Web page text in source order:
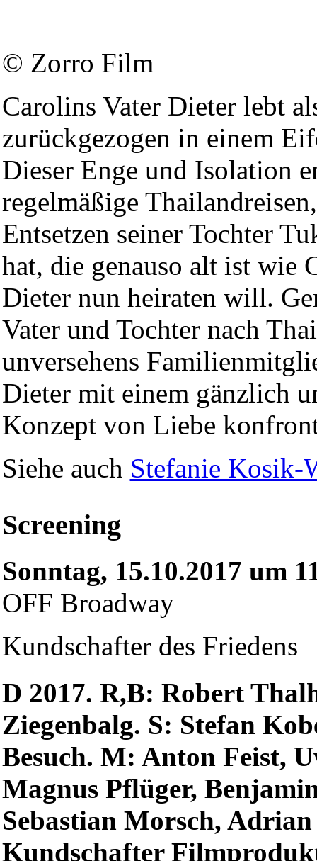
© Zorro Film
Carolins Vater Dieter lebt
zurückgezogen in einem
Dieser Enge und Isolation
regelmäßige
Entsetzen seiner Tochter
hat, die genauso alt ist wie
Dieter nun heiraten will.
Vater und Tochter nach
unversehens
Dieter mit einem gänzlich
Konzept von Liebe
Siehe auch Stefanie Kosik-
Screening
Sonntag, 15.10.2017 um
OFF Broadway
Kundschafter des Friedens
D 2017. R,B: Robert
Ziegenbalg. S: Stefan
Besuch. M: Anton Feist,
Magnus Pflüger,
Sebastian Morsch,
Kundschafter